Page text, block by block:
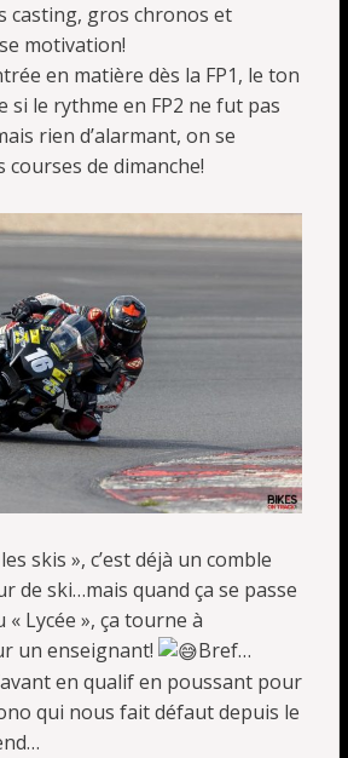
casting, gros chronos et
motivation!
en matière dès la FP1, le ton
si le rythme en FP2 ne fut pas
rien d’alarmant, on se
de dimanche!
skis », c’est déjà un comble
de ski…mais quand ça se passe
Lycée », ça tourne à
un enseignant!
Bref…
en qualif en poussant pour
qui nous fait défaut depuis le